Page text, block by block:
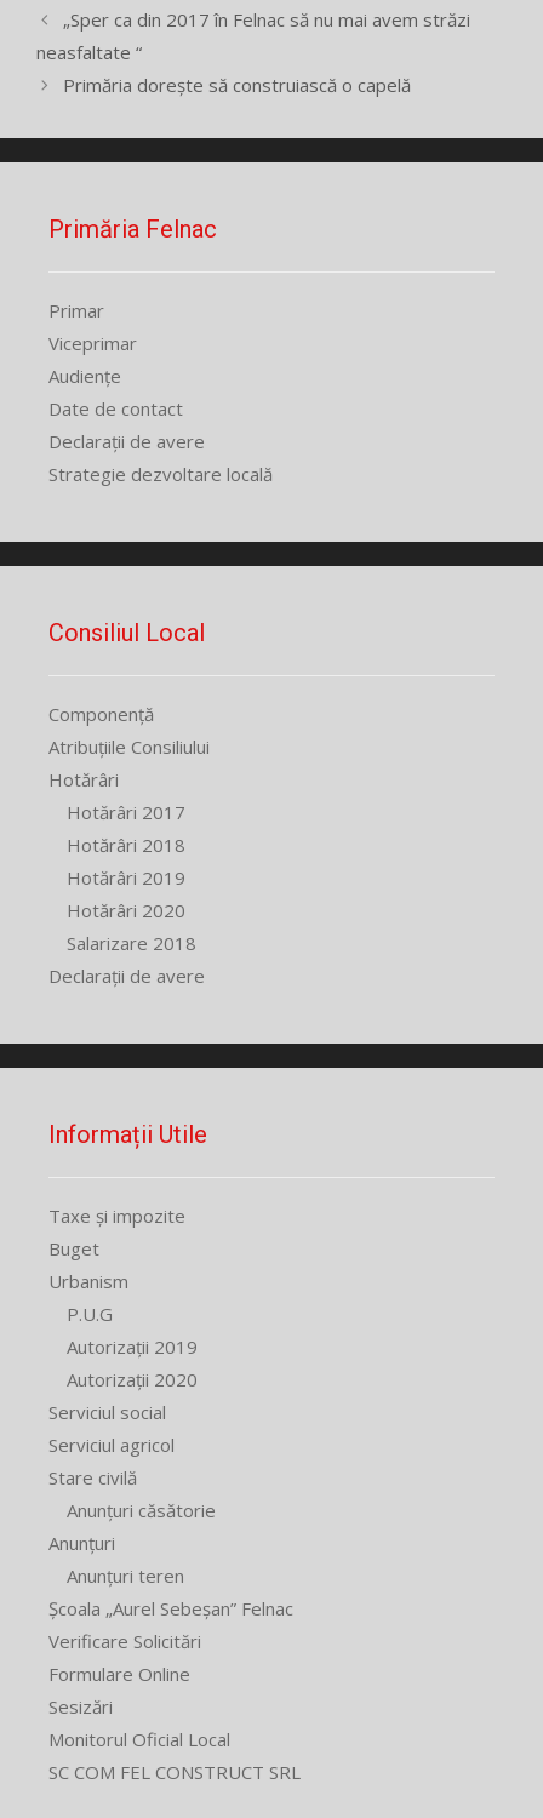
„Sper ca din 2017 în Felnac să nu mai avem străzi
neasfaltate “
Primăria dorește să construiască o capelă
Primăria Felnac
Primar
Viceprimar
Audiențe
Date de contact
Declarații de avere
Strategie dezvoltare locală
Consiliul Local
Componență
Atribuțiile Consiliului
Hotărâri
Hotărâri 2017
Hotărâri 2018
Hotărâri 2019
Hotărâri 2020
Salarizare 2018
Declarații de avere
Informații Utile
Taxe și impozite
Buget
Urbanism
P.U.G
Autorizații 2019
Autorizații 2020
Serviciul social
Serviciul agricol
Stare civilă
Anunțuri căsătorie
Anunțuri
Anunțuri teren
Școala „Aurel Sebeșan” Felnac
Verificare Solicitări
Formulare Online
Sesizări
Monitorul Oficial Local
SC COM FEL CONSTRUCT SRL